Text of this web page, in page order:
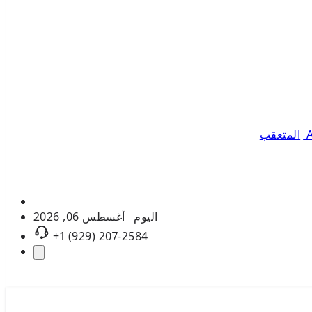
المتعقب
اليوم
أغسطس 06, 2026
+1 (929) 207-2584